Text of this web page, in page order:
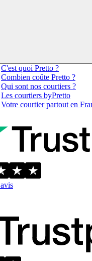
C'est quoi Pretto ?
Combien coûte Pretto ?
Qui sont nos courtiers ?
Les courtiers byPretto
Votre courtier partout en
avis